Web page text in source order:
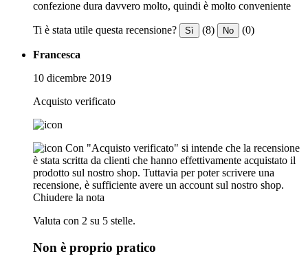
confezione dura davvero molto, quindi è molto conveniente
Ti è stata utile questa recensione? Sì (8) No (0)
Francesca
10 dicembre 2019
Acquisto verificato
Con "Acquisto verificato" si intende che la recensione
è stata scritta da clienti che hanno effettivamente acquistato il
prodotto sul nostro shop. Tuttavia per poter scrivere una
recensione, è sufficiente avere un account sul nostro shop.
Chiudere la nota
Valuta con 2 su 5 stelle.
Non è proprio pratico